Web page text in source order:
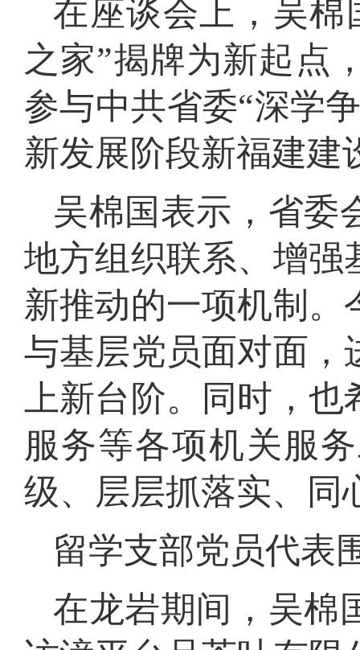
在座谈会上，吴棉
之家”揭牌为新起点
参与中共省委“深学
新发展阶段新福建建
吴棉国表示，省委
地方组织联系、增强
新推动的一项机制
与基层党员面对面，
上新台阶。同时，
服务等各项机关服
级、层层抓落实、同
留学支部党员代表
在龙岩期间，吴棉